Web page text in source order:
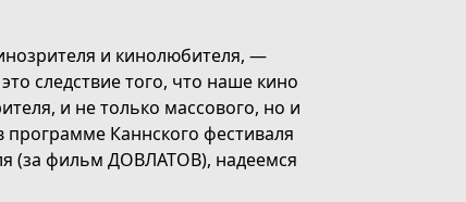
и кинолюбителя, —
следствие того, что наше кино
и не только массового, но и
Каннского фестиваля
(за фильм ДОВЛАТОВ), надеемся